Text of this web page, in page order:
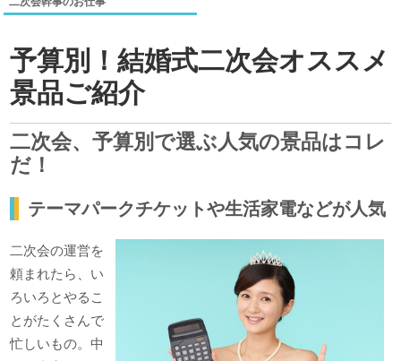
予算別！結婚式二次会オススメ
景品ご紹介
二次会、予算別で選ぶ人気の景品はコレ
だ！
テーマパークチケットや生活家電などが人気
二次会の運営を
頼まれたら、い
ろいろとやるこ
とがたくさんで
忙しいもの。中